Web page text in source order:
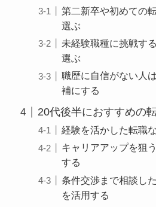
第二新卒や初めての
選ぶ
未経験職種に挑戦す
選ぶ
職歴に自信がない人
補にする
20代後半におすすめの
経験を活かした転職
キャリアアップを狙
する
条件交渉まで相談し
を活用する